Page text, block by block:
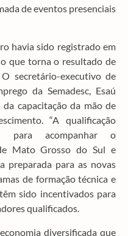
de eventos presenciais
havia sido registrado em
que torna o resultado de
secretário-executivo de
da Semadesc, Esaú
capacitação da mão de
“A qualificação
para acompanhar o
Mato Grosso do Sul e
preparada para as novas
de formação técnica e
sido incentivados para
qualificados.
diversificada que